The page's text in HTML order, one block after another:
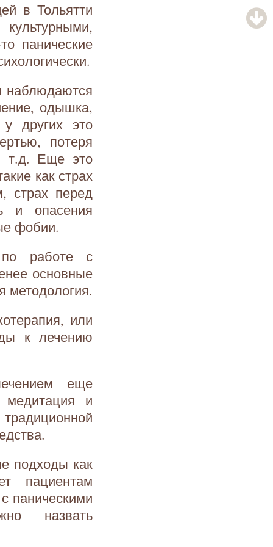
в Тольятти
панические
наблюдаются
одышка,
других это
потеря
т.д. Еще это
как страх
страх перед
и опасения
фобии.
по работе с
основные
методология.
или
к лечению
еще
медитация и
подходы как
пациентам
паническими
назвать